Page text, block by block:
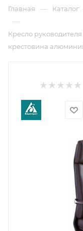
Главная — Каталог
—
Кресло
крестовина